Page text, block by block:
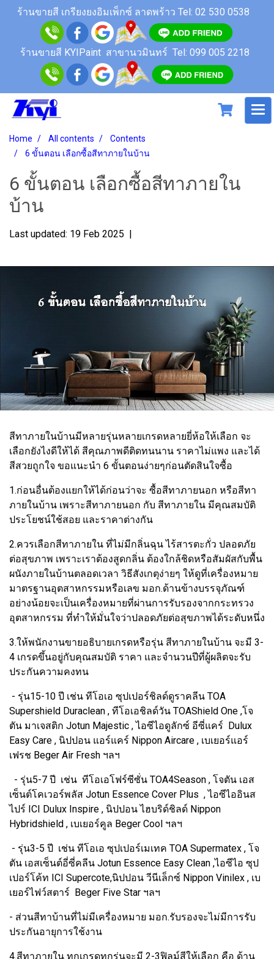
ร้านขายสี เกรียงยงอิมเพ็กซ์ ลาดพร้าว Tel: 02 530 0538
ร้านขายสี KYIPaint สาขานวมินทร์ Tel: 099 005 2218
Home All contents
Contents
6 ขั้นตอน เลือกซื้อสีทาภายในบ้าน
6 ขั้นตอน เลือกซื้อสีทาภายใน
บ้าน
Last updated: 19 Feb 2025 |
สีทาภายในบ้านมีหลายรุ่นหลายเกรดหลายยี่ห้อให้เลือก จะ
เลือกยังไงดีให้ได้ สีคุณภาพดีติดทนนาน ราคาไม่แพง และได้
สีสวยถูกใจ ขอแนะนำ 6 ขั้นตอนง่ายๆก่อนตัดสินใจซื้อ
1.ก่อนอื่นต้องแยกให้ได้ก่อนว่าจะ ซื้อสีทาภายนอก หรือสีทา
ภายในบ้าน เพราะสีทาภายนอก กับ สีทาภายใน มีคุณสมบัติ
ประโยชน์ใช้สอย และราคาต่างกัน
2.ควรเลือกสีทาภายใน ที่ไม่มีกลิ่นฉุน ไร้สารตะกั่ว ปลอดภัย
ต่อสุขภาพ เพราะเราต้องสูดกลิ่น ต้องใกล้ชิดหรือสัมผัสกับพื้น
ผนังภายในบ้านตลอดเวลา วิธีสังเกตุง่ายๆ ให้ดูที่เครื่องหมาย
มาตรฐานอุตสาหกรรมหรือเลข มอก.ด้านข้างบรรจุภัณฑ์
อย่างน้อยจะเป็นเครื่องหมายที่ผ่านการรับรองจากกระทรวง
อุตสาหกรรม ที่ทำให้มั่นใจว่าปลอดภัยต่อสุขภาพได้ระดับหนึ่ง
3.ให้พนักงานขายอธิบายเกรดหรือรุ่น สีทาภายในบ้าน จะมี 3-
4 เกรดขึ้นอยู่กับคุณสมบัติ ราคา และจำนวนปีที่ผู้ผลิตจะรับ
ประกันความคงทน
- รุ่น15-10 ปี เช่น ทีโอเอ ซุปเปอร์ชิลด์ดูราคลีน TOA
Supershield Duraclean , ทีโอเอชิลด์วัน TOAShield One ,โจ
ตัน มาเจสติก Jotun Majestic , ไอซีไอดูลักซ์ อีซี่แคร์ Dulux
Easy Care , นิปปอน แอร์แคร์ Nippon Aircare , เบเยอร์แอร์
เฟรช Beger Air Fresh ฯลฯ
- รุ่น5-7 ปี เช่น ทีโอเอโฟร์ซีซั่น TOA4Season , โจตัน เอส
เซ็นต์โคเวอร์พลัส Jotun Essence Cover Plus , ไอซีไออินส
ไปร์ ICI Dulux Inspire , นิปปอน ไฮบริด์ชิลด์ Nippon
Hybridshield , เบเยอร์คูล Beger Cool ฯลฯ
- รุ่น3-5 ปี เช่น ทีโอเอ ซุปเปอร์เมเทค TOA Supermatex , โจ
ตัน เอสเซ็นต์อี่ซี่คลีน Jotun Essence Easy Clean ,ไอซีไอ ซุป
เปอร์โค้ท ICI Supercote,นิปปอน วีนีเล็กซ์ Nippon Vinilex , เบ
เยอร์ไฟว์สตาร์ Beger Five Star ฯลฯ
- ส่วนสีทาบ้านที่ไม่มีเครื่องหมาย มอก.รับรองจะไม่มีการรับ
ประกันอายุการใช้งาน
4.สีทาภายใน ทุกเกรดทุกรุ่นจะมี 2-3ฟิลม์สีให้เลือก คือ ด้าน